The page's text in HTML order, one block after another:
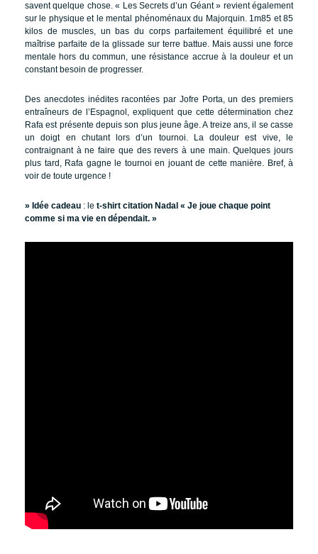
savent quelque chose. « Les Secrets d’un Géant » revient également
sur le physique et le mental phénoménaux du Majorquin. 1m85 et 85
kilos de muscles, un bas du corps parfaitement équilibré et une
maîtrise parfaite de la glissade sur terre battue. Mais aussi une force
mentale hors du commun, une résistance accrue à la douleur et un
constant besoin de progresser.
Des anecdotes inédites racontées par Jofre Porta, un des premiers
entraîneurs de l’Espagnol, expliquent que cette détermination chez
Rafa est présente depuis son plus jeune âge. A treize ans, il se casse
un doigt en chutant lors d’un tournoi. La douleur est vive, le
contraignant à ne faire que des revers à une main. Quelques jours
plus tard, Rafa gagne le tournoi en jouant de cette manière. Bref, à
voir de toute urgence !
» Idée cadeau : le t-shirt citation Nadal « Je joue chaque point
comme si ma vie en dépendait. »